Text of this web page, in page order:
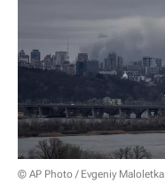
© AP Photo / Evgeniy Maloletka